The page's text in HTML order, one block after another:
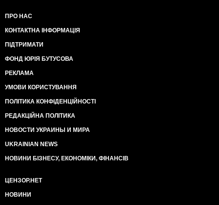
ПРО НАС
КОНТАКТНА ІНФОРМАЦІЯ
ПІДТРИМАТИ
ФОНД ЮРІЯ БУТУСОВА
РЕКЛАМА
УМОВИ КОРИСТУВАННЯ
ПОЛІТИКА КОНФІДЕНЦІЙНОСТІ
РЕДАКЦІЙНА ПОЛІТИКА
НОВОСТИ УКРАИНЫ И МИРА
UKRAINIAN NEWS
НОВИНИ БІЗНЕСУ, ЕКОНОМІКИ, ФІНАНСІВ
ЦЕНЗОР.НЕТ
НОВИНИ